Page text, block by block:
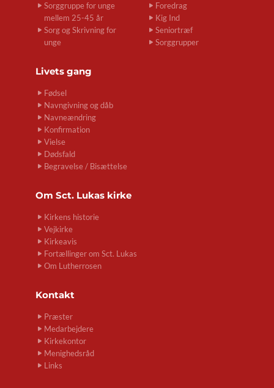
Sorggruppe for unge
mellem 25-45 år
Sorg og Skrivning for
unge
Foredrag
Kig Ind
Seniortræf
Sorggrupper
Livets gang
Fødsel
Navngivning og dåb
Navneændring
Konfirmation
Vielse
Dødsfald
Begravelse / Bisættelse
Om Sct. Lukas kirke
Kirkens historie
Vejkirke
Kirkeavis
Fortællinger om Sct. Lukas
Om Lutherrosen
Kontakt
Præster
Medarbejdere
Kirkekontor
Menighedsråd
Links